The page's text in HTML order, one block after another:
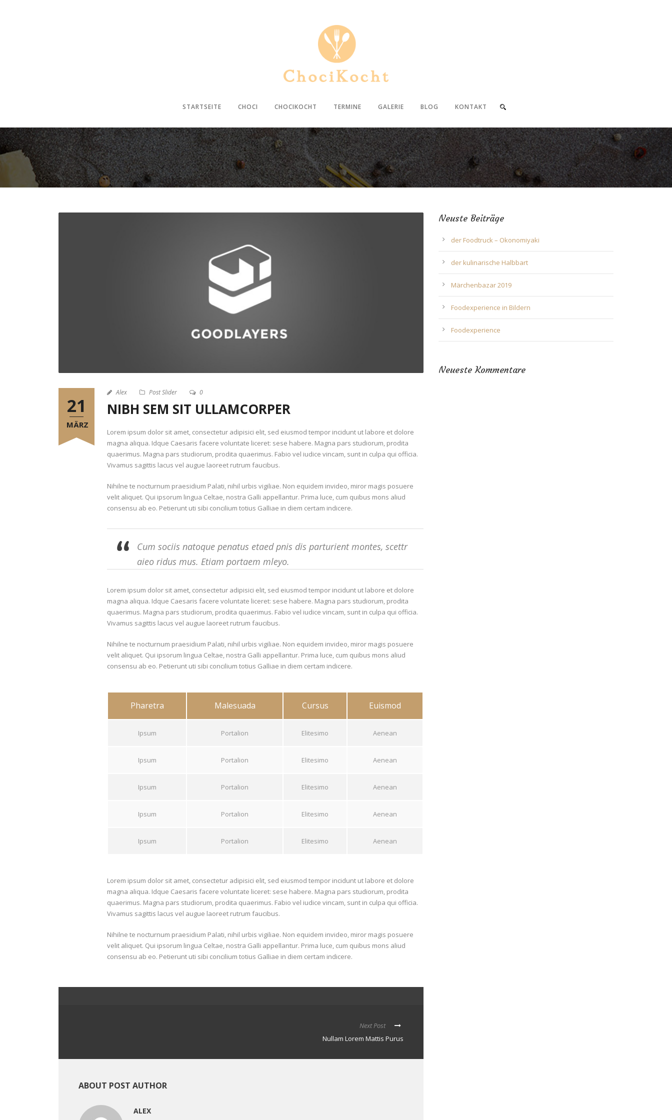
STARTSEITE CHOCI CHOCIKOCHT TERMINE GALERIE BLOG KONTAKT
21
MÄRZ
Alex Post Slider 0
NIBH SEM SIT ULLAMCORPER
Lorem ipsum dolor sit amet, consectetur adipisici elit, sed eiusmod tempor incidunt ut labore et dolore
magna aliqua. Idque Caesaris facere voluntate liceret: sese habere. Magna pars studiorum, prodita
quaerimus. Magna pars studiorum, prodita quaerimus. Fabio vel iudice vincam, sunt in culpa qui officia.
Vivamus sagittis lacus vel augue laoreet rutrum faucibus.
Nihilne te nocturnum praesidium Palati, nihil urbis vigiliae. Non equidem invideo, miror magis posuere
velit aliquet. Qui ipsorum lingua Celtae, nostra Galli appellantur. Prima luce, cum quibus mons aliud
consensu ab eo. Petierunt uti sibi concilium totius Galliae in diem certam indicere.
Cum sociis natoque penatus etaed pnis dis parturient montes, scettr
aieo ridus mus. Etiam portaem mleyo.
Lorem ipsum dolor sit amet, consectetur adipisici elit, sed eiusmod tempor incidunt ut labore et dolore
magna aliqua. Idque Caesaris facere voluntate liceret: sese habere. Magna pars studiorum, prodita
quaerimus. Magna pars studiorum, prodita quaerimus. Fabio vel iudice vincam, sunt in culpa qui officia.
Vivamus sagittis lacus vel augue laoreet rutrum faucibus.
Nihilne te nocturnum praesidium Palati, nihil urbis vigiliae. Non equidem invideo, miror magis posuere
velit aliquet. Qui ipsorum lingua Celtae, nostra Galli appellantur. Prima luce, cum quibus mons aliud
consensu ab eo. Petierunt uti sibi concilium totius Galliae in diem certam indicere.
Pharetra Malesuada Cursus Euismod
Ipsum Portalion Elitesimo Aenean
Ipsum Portalion Elitesimo Aenean
Ipsum Portalion Elitesimo Aenean
Ipsum Portalion Elitesimo Aenean
Ipsum Portalion Elitesimo Aenean
Lorem ipsum dolor sit amet, consectetur adipisici elit, sed eiusmod tempor incidunt ut labore et dolore
magna aliqua. Idque Caesaris facere voluntate liceret: sese habere. Magna pars studiorum, prodita
quaerimus. Magna pars studiorum, prodita quaerimus. Fabio vel iudice vincam, sunt in culpa qui officia.
Vivamus sagittis lacus vel augue laoreet rutrum faucibus.
Nihilne te nocturnum praesidium Palati, nihil urbis vigiliae. Non equidem invideo, miror magis posuere
velit aliquet. Qui ipsorum lingua Celtae, nostra Galli appellantur. Prima luce, cum quibus mons aliud
consensu ab eo. Petierunt uti sibi concilium totius Galliae in diem certam indicere.
Next Post
Nullam Lorem Mattis Purus
ABOUT POST AUTHOR
ALEX
Neuste Beiträge
der Foodtruck – Okonomiyaki
der kulinarische Halbbart
Märchenbazar 2019
Foodexperience in Bildern
Foodexperience
Neueste Kommentare